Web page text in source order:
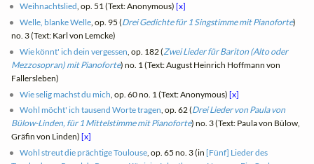
Weihnachtslied, op. 51 (Text: Anonymous)[x]
Welle, blanke Welle, op. 95 (Drei Gedichte für 1 Singstimme mit Pianoforte)
no. 3 (Text: Karl von Lemcke)
Wie könnt' ich dein vergessen , op. 182 (Zwei Lieder für Bariton (Alto oder
Mezzosopran) mit Pianoforte) no. 1 (Text: August Heinrich Hoffmann von
Fallersleben)
Wie selig machst du mich , op. 60 no. 1 (Text: Anonymous)[x]
Wohl möcht' ich tausend Worte tragen, op. 62 (Drei Lieder von Paula von
Bülow-Linden, für 1 Mittelstimme mit Pianoforte) no. 3 (Text: Paula von Bülow,
Gräfin von Linden)[x]
Wohl streut die prächtige Toulouse , op. 65 no. 3 (in[Fünf] Lieder des